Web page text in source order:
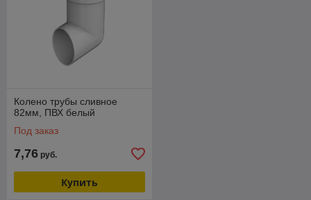
Колено трубы сливное
82мм, ПВХ белый
Под заказ
7,76 руб.
Купить